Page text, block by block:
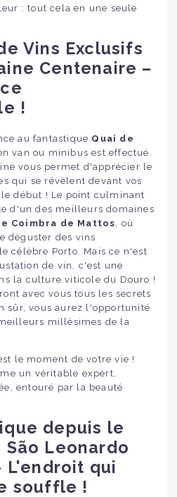
: tout cela en une seule
Vins Exclusifs
Centenaire –
!
au fantastique Quai de
van ou minibus est effectué.
vous permet d'apprécier le
qui se révèlent devant vos
début ! Le point culminant
d'un des meilleurs domaines
Coimbra de Mattos , où
déguster des vins
célèbre Porto. Mais ce n'est
de vin, c'est une
la culture viticole du Douro !
avec vous tous les secrets
sûr, vous aurez l'opportunité
millésimes de la
le moment de votre vie !
un véritable expert,
entouré par la beauté
depuis le
Leonardo
L'endroit qui
souffle !